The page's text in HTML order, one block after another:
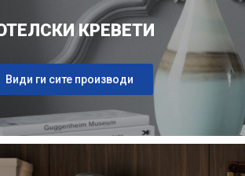
КРЕВЕТИ
Види ги сите производи